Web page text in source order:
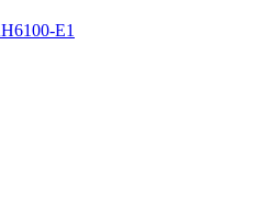
E1